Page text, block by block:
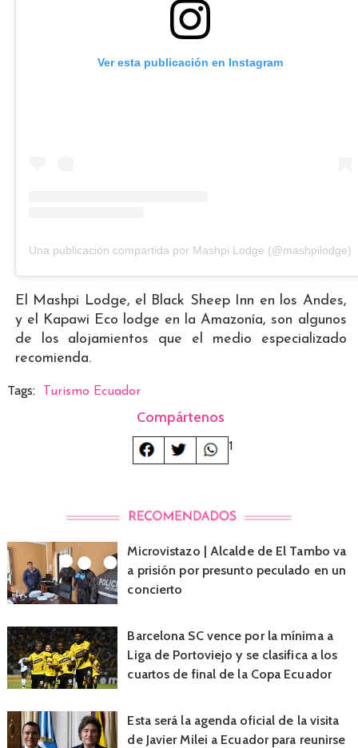
Ver esta publicación en Instagram
Una publicación compartida por Mashpi Lodge (@mashpilodge)
El Mashpi Lodge, el Black Sheep Inn en los Andes,
y el Kapawi Eco lodge en la Amazonía, son algunos
de los alojamientos que el medio especializado
recomienda.
Tags: Turismo Ecuador
Compártenos
1
Microvistazo | Alcalde de El Tambo va
a prisión por presunto peculado en un
concierto
Barcelona SC vence por la mínima a
Liga de Portoviejo y se clasifica a los
cuartos de final de la Copa Ecuador
Esta será la agenda oficial de la visita
de Javier Milei a Ecuador para reunirse